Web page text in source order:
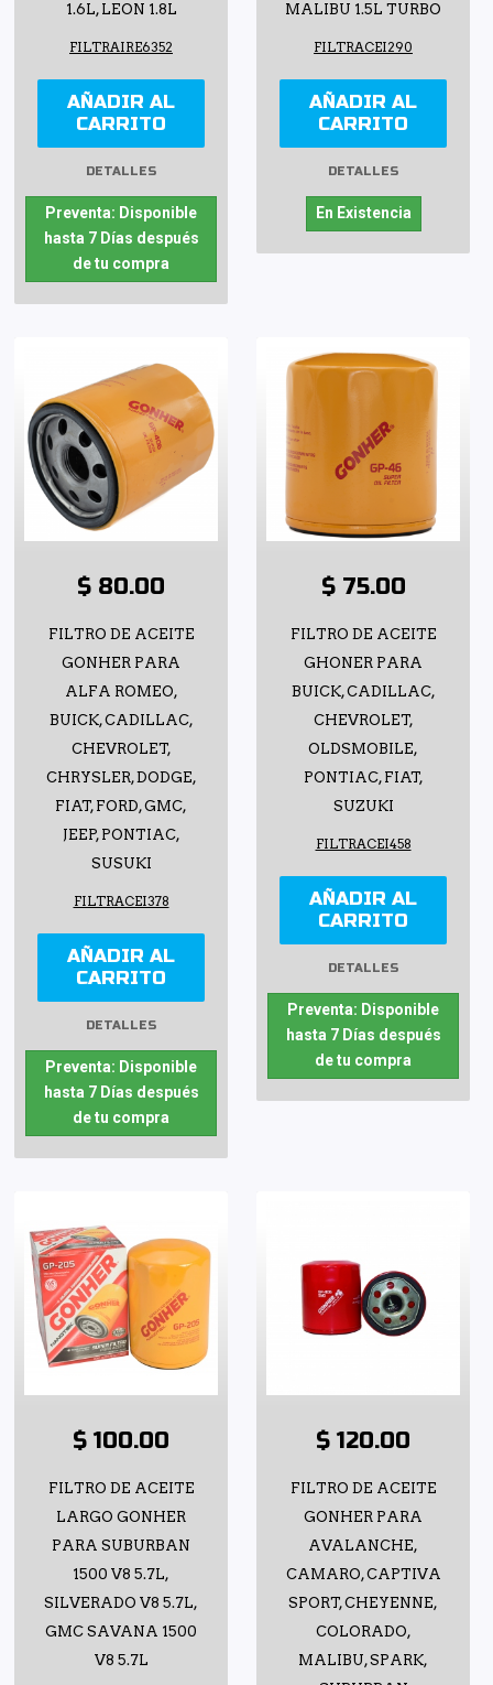
1.6L, LEON 1.8L
FILTRAIRE6352
AÑADIR AL
CARRITO
DETALLES
Preventa: Disponible
hasta 7 Días después
de tu compra
MALIBU 1.5L TURBO
FILTRACEI290
AÑADIR AL
CARRITO
DETALLES
En Existencia
$ 80.00
FILTRO DE ACEITE
GONHER PARA
ALFA ROMEO,
BUICK, CADILLAC,
CHEVROLET,
CHRYSLER, DODGE,
FIAT, FORD, GMC,
JEEP, PONTIAC,
SUSUKI
FILTRACEI378
AÑADIR AL
CARRITO
DETALLES
Preventa: Disponible
hasta 7 Días después
de tu compra
$ 75.00
FILTRO DE ACEITE
GHONER PARA
BUICK, CADILLAC,
CHEVROLET,
OLDSMOBILE,
PONTIAC, FIAT,
SUZUKI
FILTRACEI458
AÑADIR AL
CARRITO
DETALLES
Preventa: Disponible
hasta 7 Días después
de tu compra
$ 100.00
FILTRO DE ACEITE
LARGO GONHER
PARA SUBURBAN
1500 V8 5.7L,
SILVERADO V8 5.7L,
GMC SAVANA 1500
V8 5.7L
$ 120.00
FILTRO DE ACEITE
GONHER PARA
AVALANCHE,
CAMARO, CAPTIVA
SPORT, CHEYENNE,
COLORADO,
MALIBU, SPARK,